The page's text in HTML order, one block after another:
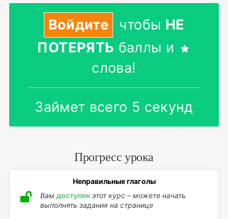
Войдите чтобы НЕ
ПОТЕРЯТЬ баллы и
слова!
Займет всего 5 секунд
Прогресс урока
Неправильные глаголы
Вам доступенэтот курс – можете начать
выполнять задания на странице